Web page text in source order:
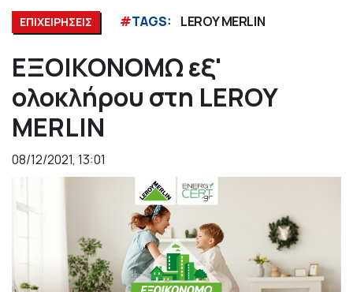
ΕΠΙΧΕΙΡΗΣΕΙΣ #TAGS: LEROY MERLIN
ΕΞΟΙΚΟΝΟΜΩ εξ'
ολοκλήρου στη LEROY
MERLIN
08/12/2021, 13:01